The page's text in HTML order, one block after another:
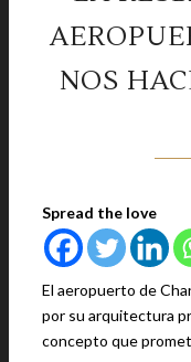
NOS
Spread the love
El aeropuerto de
por su arquitectura
concepto que